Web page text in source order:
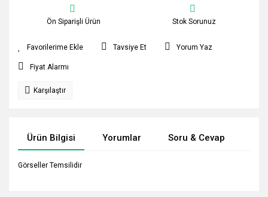
Ön Siparişli Ürün Stok Sorunuz
Tavsiye Et Yorum Yaz
Fiyat Alarmı
Karşılaştır
Ürün Bilgisi Yorumlar Soru & Cevap
Görseller Temsilidir